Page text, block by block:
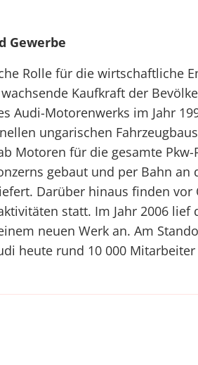
Gewerbe
Rolle für die wirtschaftliche
Kaufkraft der
Audi-Motorenwerks im Jahr
ungarischen
Motoren für die gesamte Pkw-
gebaut und per Bahn an
Darüber hinaus finden vor
statt. Im Jahr 2006 lief
neuen Werk an. Am
heute rund 10 000 Mitarbeiter